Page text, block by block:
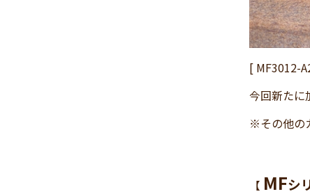
[ MF3012-
今回新たに
※その他の
【 MFシ